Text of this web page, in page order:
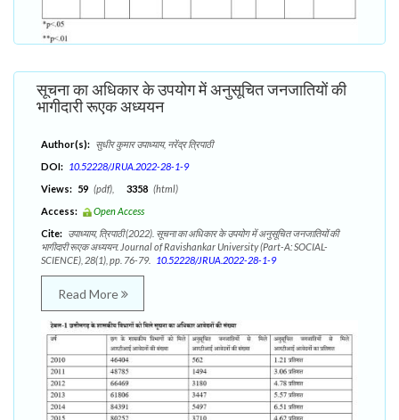
सूचना का अधिकार के उपयोग में अनुसूचित जनजातियों की
भागीदारी रूएक अध्ययन
Author(s): सुधीर कुमार उपाध्याय, नरेंद्र त्रिपाठी
DOI: 10.52228/JRUA.2022-28-1-9
Views: 59 (pdf), 3358 (html)
Access:
Open Access
Cite: उपाध्याय, त्रिपाठी (2022). सूचना का अधिकार के उपयोग में अनुसूचित जनजातियों की
भागीदारी रूएक अध्ययन. Journal of Ravishankar University (Part-A: SOCIAL-
SCIENCE), 28(1), pp. 76-79. 10.52228/JRUA.2022-28-1-9
Read More